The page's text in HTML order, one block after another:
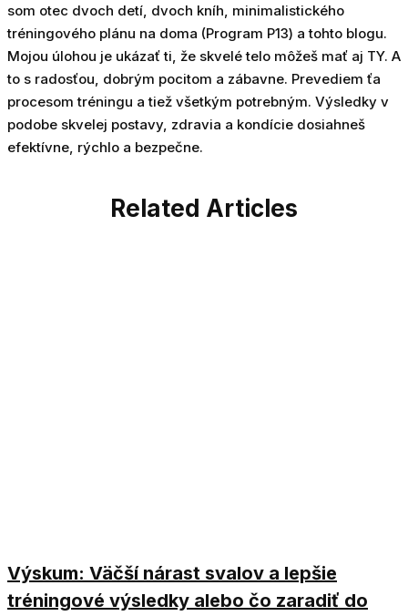
som otec dvoch detí, dvoch kníh, minimalistického
tréningového plánu na doma (Program P13) a tohto blogu.
Mojou úlohou je ukázať ti, že skvelé telo môžeš mať aj TY. A
to s radosťou, dobrým pocitom a zábavne. Prevediem ťa
procesom tréningu a tiež všetkým potrebným. Výsledky v
podobe skvelej postavy, zdravia a kondície dosiahneš
efektívne, rýchlo a bezpečne.
Related Articles
Výskum: Väčší nárast svalov a lepšie
tréningové výsledky alebo čo zaradiť do